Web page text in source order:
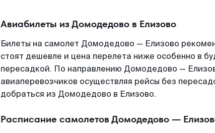
Авиабилеты из Домодедово в Елизово
Билеты на самолет Домодедово — Елизово
стоят дешевле и цена перелета ниже особенно в
пересадкой. По направлению Домодедово —
авиаперевозчиков осуществляя рейсы без
добраться из Домодедово в Елизово.
Расписание самолетов Домодедово —